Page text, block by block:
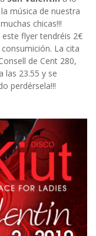
música de nuestra
chicas!!!
este flyer tendréis 2€
La cita
de Cent 280,
las 23.55 y se
perdérsela!!!